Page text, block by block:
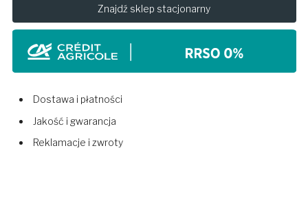
Znajdź sklep stacjonarny
Dostawa i płatności
Jakość i gwarancja
Reklamacje i zwroty